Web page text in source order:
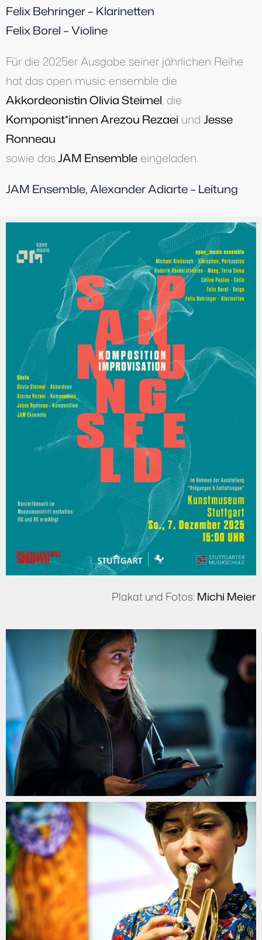
Felix Behringer – Klarinetten
Felix Borel – Violine
Für die 2025er Ausgabe seiner jährlichen Reihe
hat das open music ensemble die
Akkordeonistin Olivia Steimel, die
Komponist*innen Arezou Rezaei und Jesse
Ronneau
sowie dasJAM Ensemble eingeladen.
JAM Ensemble, Alexander Adiarte – Leitung
Plakat und Fotos: Michi Meier